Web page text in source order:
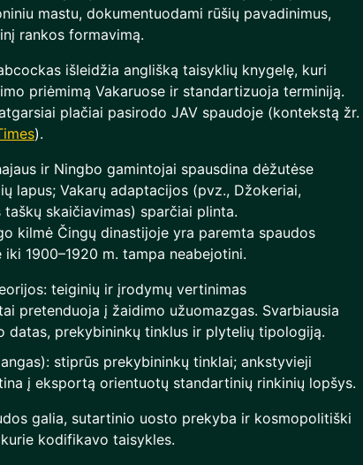
mastu, dokumentuodami rūšių pavadinimus,
rankos formavimą.
išleidžia anglišką taisyklių knygelę, kuri
priėmimą Vakaruose ir standartizuoja terminiją.
plačiai pasirodo JAV spaudoje (kontekstą žr.
).
ir Ningbo gamintojai spausdina dėžutėse
lapus; Vakarų adaptacijos (pvz., Džokeriai,
skaičiavimas) sparčiai plinta.
kilmė Čingų dinastijoje yra paremta spaudos
iki 1900–1920 m. tampa neabejotini.
teiginių ir įrodymų vertinimas
pretenduoja į žaidimo užuomazgas. Svarbiausia
datas, prekybininkų tinklus ir plytelių tipologiją.
stiprūs prekybininkų tinklai; ankstyvieji
į eksportą orientuotų standartinių rinkinių lopšys.
galia, sutartinio uosto prekyba ir kosmopolitiški
kodifikavo taisykles.